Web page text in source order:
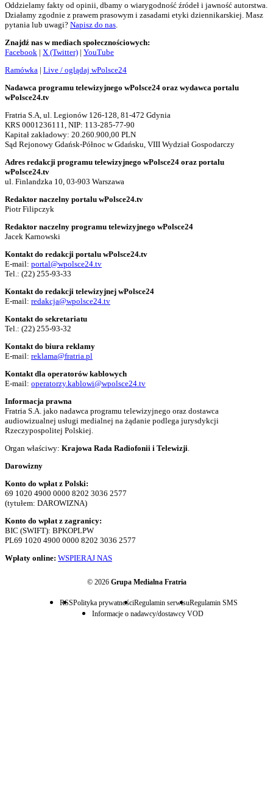
Oddzielamy fakty od opinii, dbamy o wiarygodność źródeł i jawność autorstwa.
Działamy zgodnie z prawem prasowym i zasadami etyki dziennikarskiej. Masz
pytania lub uwagi? Napisz do nas
Znajdź nas w mediach społecznościowych:
Facebook | X (Twitter) | YouTube
Ramówka | Live / oglądaj wPolsce24
Nadawca programu telewizyjnego wPolsce24 oraz wydawca portalu
wPolsce24.tv
Fratria S.A, ul. Legionów 126-128, 81-472 Gdynia
KRS 0001236111, NIP: 113-285-77-90
Kapitał zakładowy: 20.260.900,00 PLN
Sąd Rejonowy Gdańsk-Północ w Gdańsku, VIII Wydział Gospodarczy
Adres redakcji programu telewizyjnego wPolsce24 oraz portalu
wPolsce24.tv
ul. Finlandzka 10, 03-903 Warszawa
Redaktor naczelny portalu wPolsce24.tv
Piotr Filipczyk
Redaktor naczelny programu telewizyjnego wPolsce24
Jacek Karnowski
Kontakt do redakcji portalu wPolsce24.tv
E-mail: portal@wpolsce24.tv
Tel.: (22) 255-93-33
Kontakt do redakcji telewizyjnej wPolsce24
E-mail: redakcja@wpolsce24.tv
Kontakt do sekretariatu
Tel.: (22) 255-93-32
Kontakt do biura reklamy
E-mail: reklama@fratria.pl
Kontakt dla operatorów kablowych
E-mail: operatorzy.kablowi@wpolsce24.tv
Informacja prawna
Fratria S.A. jako nadawca programu telewizyjnego oraz dostawca
audiowizualnej usługi medialnej na żądanie podlega jurysdykcji
Rzeczypospolitej Polskiej.
Organ właściwy: Krajowa Rada Radiofonii i Telewizji
Darowizny
Konto do wpłat z Polski:
69 1020 4900 0000 8202 3036 2577
(tytułem: DAROWIZNA)
Konto do wpłat z zagranicy:
BIC (SWIFT): BPKOPLPW
PL69 1020 4900 0000 8202 3036 2577
Wpłaty online: WSPIERAJ NAS
© 2026 Grupa Medialna Fratria
RSSPolityka prywatnościRegulamin serwisuRegulamin SMS
Informacje o nadawcy/dostawcy VOD